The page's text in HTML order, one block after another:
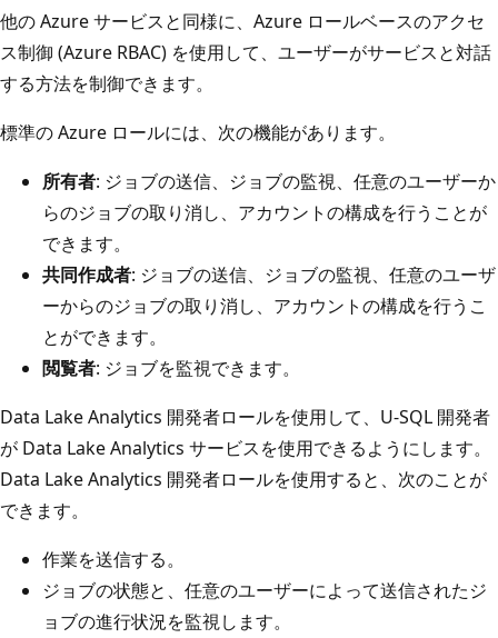
他の Azure サービスと同様に、Azure ロールベースのアクセ
ス制御 (Azure RBAC) を使用して、ユーザーがサービスと対話
する方法を制御できます。
標準の Azure ロールには、次の機能があります。
所有者: ジョブの送信、ジョブの監視、任意のユーザーか
らのジョブの取り消し、アカウントの構成を行うことが
できます。
共同作成者: ジョブの送信、ジョブの監視、任意のユーザ
ーからのジョブの取り消し、アカウントの構成を行うこ
とができます。
閲覧者: ジョブを監視できます。
Data Lake Analytics 開発者ロールを使用して、U-SQL 開発者
が Data Lake Analytics サービスを使用できるようにします。
Data Lake Analytics 開発者ロールを使用すると、次のことが
できます。
作業を送信する。
ジョブの状態と、任意のユーザーによって送信されたジ
ョブの進行状況を監視します。